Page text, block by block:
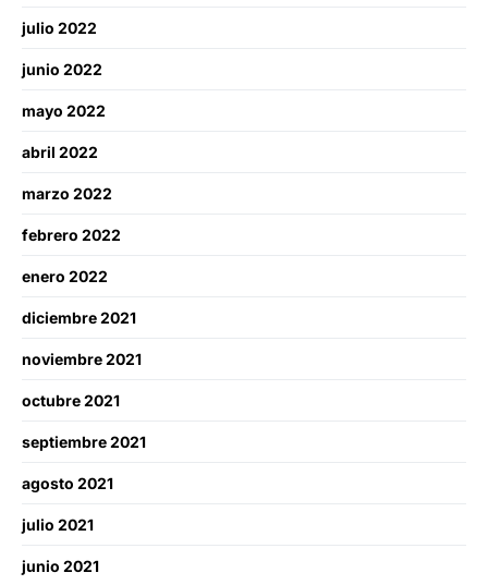
julio 2022
junio 2022
mayo 2022
abril 2022
marzo 2022
febrero 2022
enero 2022
diciembre 2021
noviembre 2021
octubre 2021
septiembre 2021
agosto 2021
julio 2021
junio 2021